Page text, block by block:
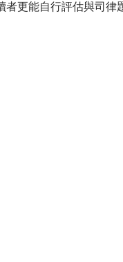
更能自行評估與司律